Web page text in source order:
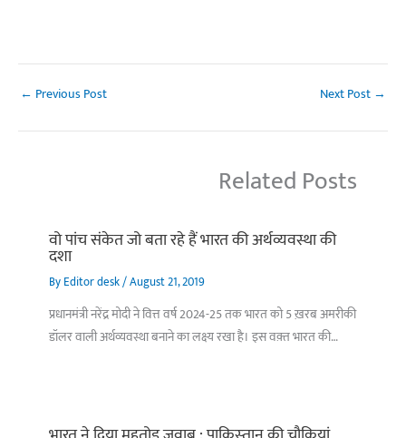
← Previous Post Next Post →
Related Posts
वो पांच संकेत जो बता रहे हैं भारत की अर्थव्यवस्था की
दशा
ByEditor desk/August 21, 2019
प्रधानमंत्री नरेंद्र मोदी ने वित्त वर्ष 2024-25 तक भारत को 5 ख़रब अमरीकी
डॉलर वाली अर्थव्यवस्था बनाने का लक्ष्य रखा है। इस वक़्त भारत की…